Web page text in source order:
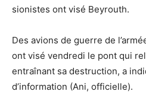
sionistes ont visé Beyrouth.
Des avions de guerre de
ont visé vendredi le pont qui
entraînant sa destruction, a
d’information (Ani, officielle).